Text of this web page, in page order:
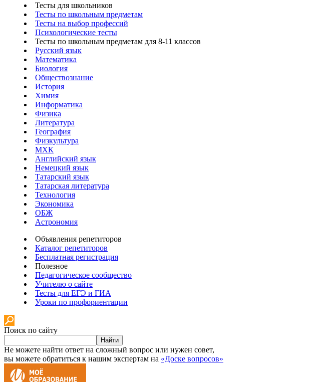
Тесты для школьников
Тесты по школьным предметам
Тесты на выбор профессий
Психологические тесты
Тесты по школьным предметам для 8-11 классов
Русский язык
Математика
Биология
Обществознание
История
Химия
Информатика
Физика
Литература
География
Физкультура
МХК
Английский язык
Немецкий язык
Татарский язык
Татарская литература
Технология
Экономика
ОБЖ
Астрономия
Объявления репетиторов
Каталог репетиторов
Бесплатная регистрация
Полезное
Педагогическое сообщество
Учителю о сайте
Тесты для ЕГЭ и ГИА
Уроки по профориентации
Поиск по сайту
Найти
Не можете найти ответ на сложный вопрос или нужен совет,
вы можете обратиться к нашим экспертам на «Доске вопросов»